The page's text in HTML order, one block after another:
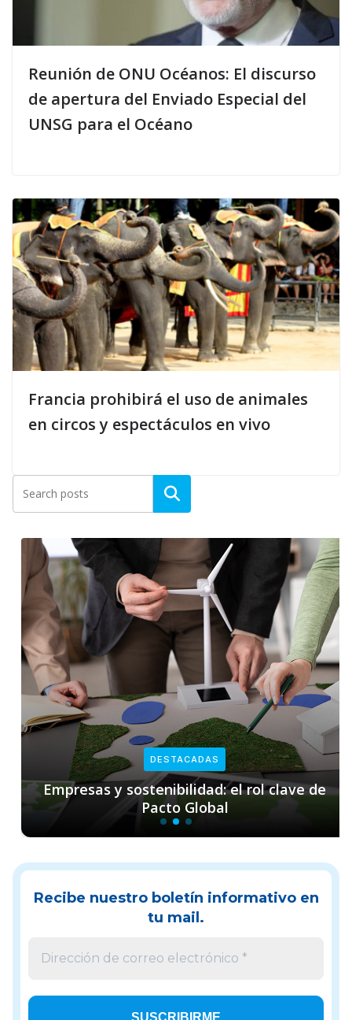
Reunión de ONU Océanos: El discurso
de apertura del Enviado Especial del
UNSG para el Océano
Francia prohibirá el uso de animales
en circos y espectáculos en vivo
DESTACADAS
Empresas y sostenibilidad: el rol clave de
Pacto Global
Recibe nuestro boletín informativo en
tu mail.